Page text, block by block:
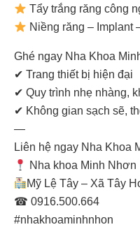
Tẩy trắng răng công
Niềng răng – Implant
Ghé ngay Nha Khoa
✔ Trang thiết bị hiện đại
✔ Quy trình nhẹ nhàng,
✔ Không gian sạch sẽ,
—
Liên hệ ngay Nha Khoa
Nha khoa Minh Nhơn
Mỹ Lệ Tây – Xã Tây
☎ 0916.500.664
#nhakhoaminhnhon